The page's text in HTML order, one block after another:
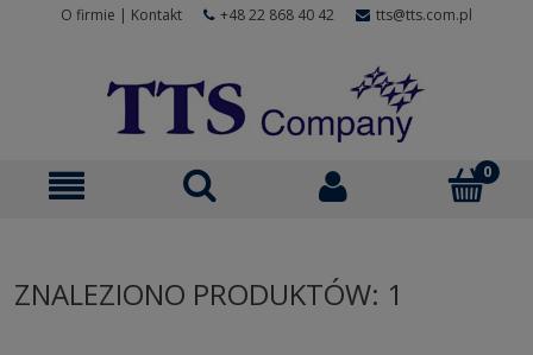
O firmie | Kontakt +48 22 868 40 42 tts@tts.com.pl
ZNALEZIONO PRODUKTÓW: 1